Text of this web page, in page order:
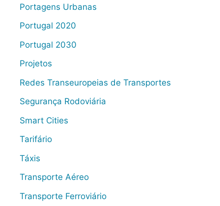
Portagens Urbanas
Portugal 2020
Portugal 2030
Projetos
Redes Transeuropeias de Transportes
Segurança Rodoviária
Smart Cities
Tarifário
Táxis
Transporte Aéreo
Transporte Ferroviário